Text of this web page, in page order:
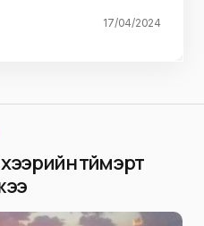
17/04/2024
түймэрт